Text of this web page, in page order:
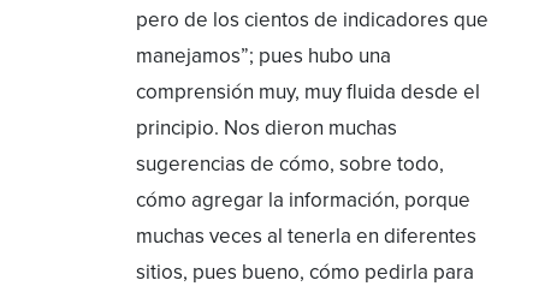
pero de los cientos de indicadores que
manejamos”; pues hubo una
comprensión muy, muy fluida desde el
principio. Nos dieron muchas
sugerencias de cómo, sobre todo,
cómo agregar la información, porque
muchas veces al tenerla en diferentes
sitios, pues bueno, cómo pedirla para